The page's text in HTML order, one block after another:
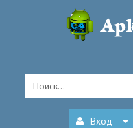
Вход